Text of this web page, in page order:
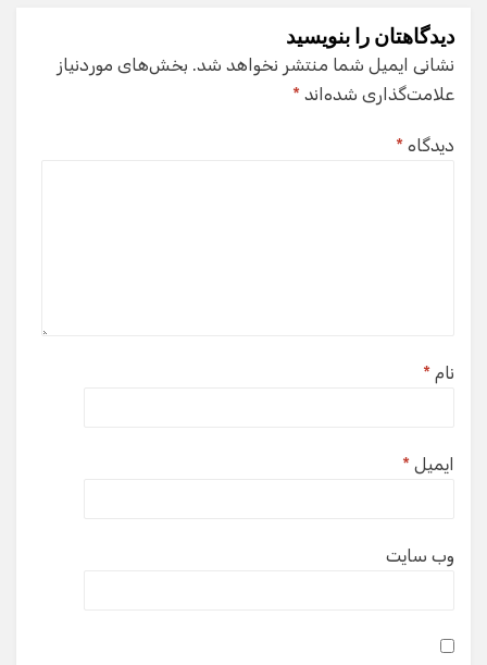
دیدگاهتان را بنویسید
نشانی ایمیل شما منتشر نخواهد شد. بخش‌های موردنیاز
علامت‌گذاری شده‌اند *
دیدگاه *
نام *
ایمیل *
وب‌ سایت